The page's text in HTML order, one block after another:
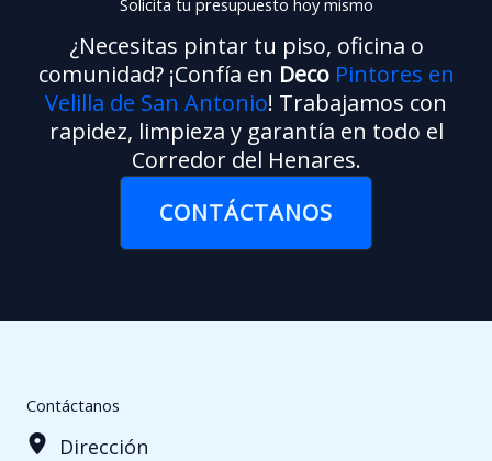
¿Necesitas pintar tu piso, oficina o
comunidad? ¡Confía en Deco Pintores en
Velilla de San Antonio! Trabajamos con
rapidez, limpieza y garantía en todo el
Corredor del Henares.
CONTÁCTANOS
Contáctanos
Dirección